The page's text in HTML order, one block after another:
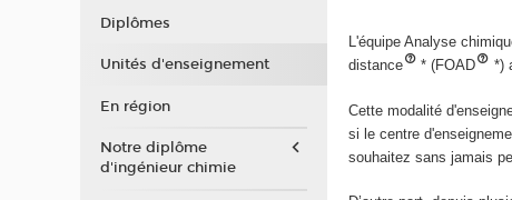
L'équipe Analyse
distance
* (FOAD *)
Cette modalité
si le centre
souhaitez sans jamais
Diplômes
Unités d'enseignement
En région
Notre diplôme
d'ingénieur chimie